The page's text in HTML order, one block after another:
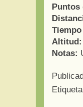
Puntos
Altitud:
Notas: